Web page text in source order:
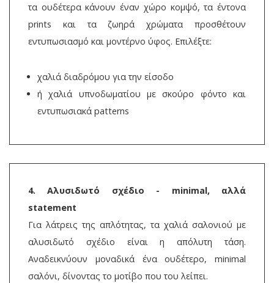
τα ουδέτερα κάνουν έναν χώρο κομψό, τα έντονα
prints και τα ζωηρά χρώματα προσθέτουν
εντυπωσιασμό και μοντέρνο ύφος. Επιλέξτε:
χαλιά διαδρόμου για την είσοδο
ή χαλιά υπνοδωματίου με σκούρο φόντο και
εντυπωσιακά patterns
4. Αλυσιδωτό σχέδιο - minimal, αλλά
statement
Για λάτρεις της απλότητας, τα χαλιά σαλονιού με
αλυσιδωτό σχέδιο είναι η απόλυτη τάση.
Αναδεικνύουν μοναδικά ένα ουδέτερο, minimal
σαλόνι, δίνοντας το μοτίβο που του λείπει.